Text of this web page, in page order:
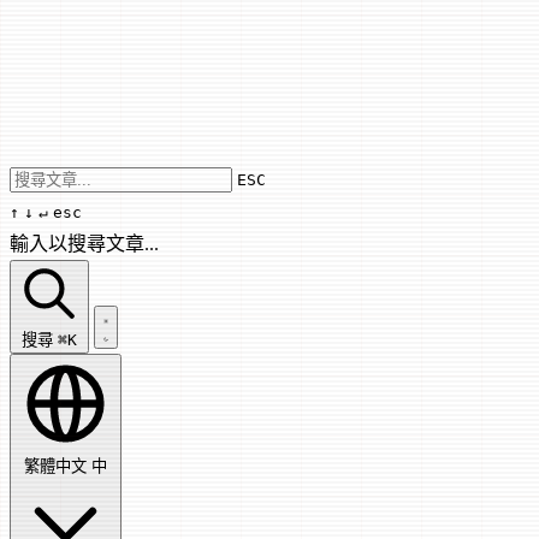
Use arrow keys to navigate results,
ESC
↑ ↓ ↵ esc
輸入以搜尋文章...
搜尋文章...
搜尋 ⌘K
繁體中文 中